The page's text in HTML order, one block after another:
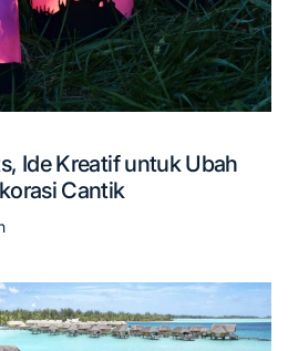
Ide Kreatif untuk Ubah
Cantik